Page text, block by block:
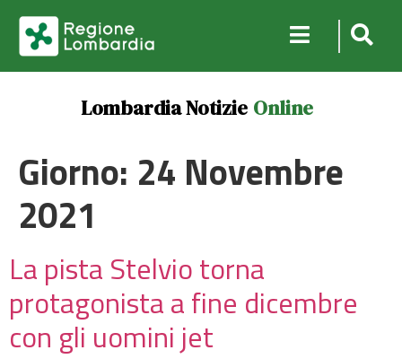
Lombardia Notizie Online
Giorno: 24 Novembre
2021
La pista Stelvio torna
protagonista a fine dicembre
con gli uomini jet